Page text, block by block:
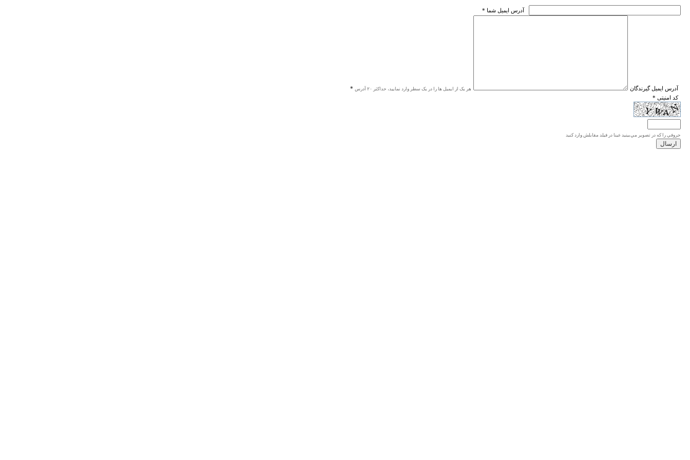
* آدرس ايميل شما
* آدرس ايميل گيرندگان هر یک از ایمیل ها را در یک سطر وارد نمایید، حداکثر ۲۰ آدرس
* کد امنیتی
حروفي را كه در تصوير مي‌بينيد عينا در فيلد مقابلش وارد كنيد